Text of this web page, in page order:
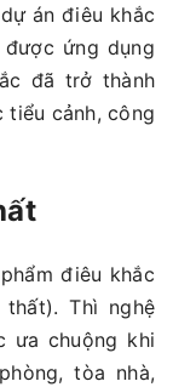
án điêu khắc
ứng dụng
đã trở thành
cảnh, công
điêu khắc
Thì nghệ
ưa chuộng khi
tòa nhà,